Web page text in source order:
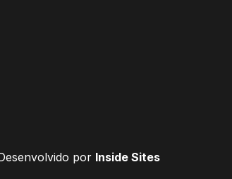
por Inside Sites